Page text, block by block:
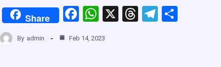
Share
F
ce
W
at
X
T
T
By admin Feb 14, 2023